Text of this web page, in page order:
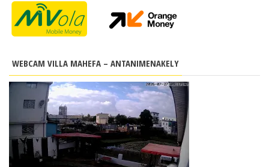
WEBCAM VILLA MAHEFA – ANTANIMENAKELY